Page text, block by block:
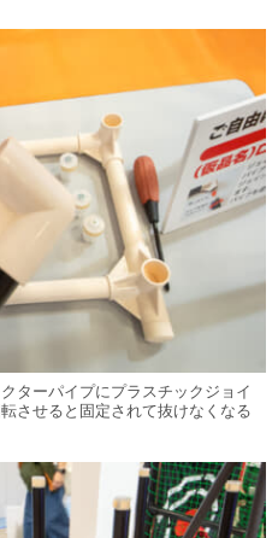
ターパイプにプラスチックジョイ
させると固定されて抜けなくなる